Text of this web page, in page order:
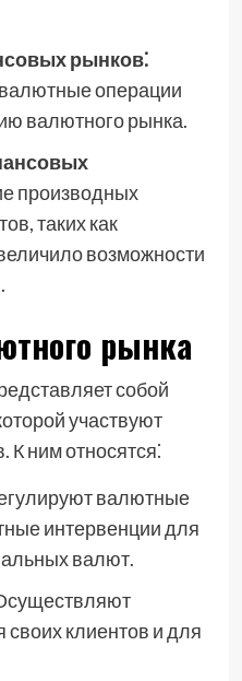
рынков⁚
операции
валютного рынка.
производных
таких как
возможности
рынка
собой
участвуют
К ним относятся⁚
валютные
интервенции для
валют.
клиентов и для